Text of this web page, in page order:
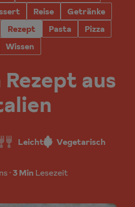
Reise
Getränke
Rezept Pasta
Pizza
Wissen
aus
Leicht Vegetarisch
3 Min Lesezeit